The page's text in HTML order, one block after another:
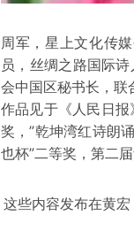
周军，星上文化传
员，丝绸之路国际
会中国区秘书长，
作品见于《人民日报
奖，”乾坤湾红诗朗
也杯”二等奖，第二
这些内容发布在黄宏